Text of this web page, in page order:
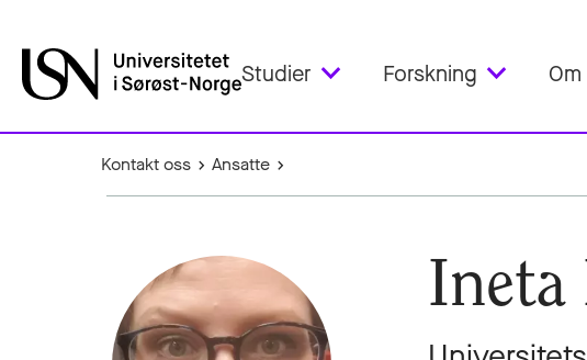
Studier Forskning Om
Kontakt oss Ansatte
Ineta